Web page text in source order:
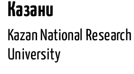
Казани
Kazan National
University